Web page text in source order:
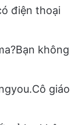
điện thoại
không
giáo